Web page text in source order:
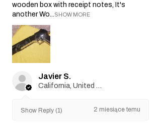
wooden box with receipt notes, It's
another Wo...SHOW MORE
Javier S.
Show Reply (1) 2 miesiące temu